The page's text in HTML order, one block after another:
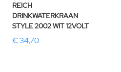
REICH
DRINKWATERKRAAN
STYLE 2002 WIT 12VOLT
€ 34,70